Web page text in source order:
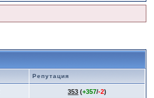
Репутация
353 (+357/-2)